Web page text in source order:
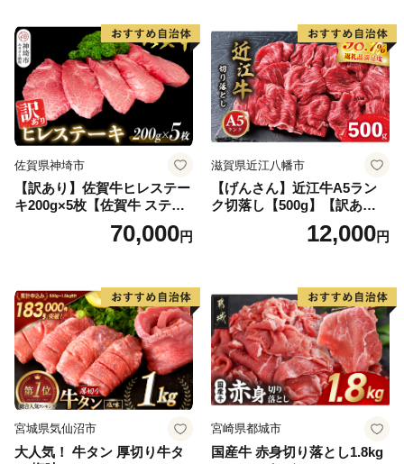
気】(H083106)
佐賀県神埼市
【訳あり】佐賀牛ヒレステー
キ200g×5枚【佐賀牛 ステー
キ ブランド肉 ヒレ肉 フィレ
肉 ジューシー ヘルシー】(H0
70,000円
滋賀県近江八幡市
【げんさん】近江牛A5ラン
ク切落し【500g】【訳あり】
12,000円
宮城県気仙沼市
大人気！ 牛タン 厚切り牛タ
宮崎県都城市
国産牛 赤身切り落とし1.8kg